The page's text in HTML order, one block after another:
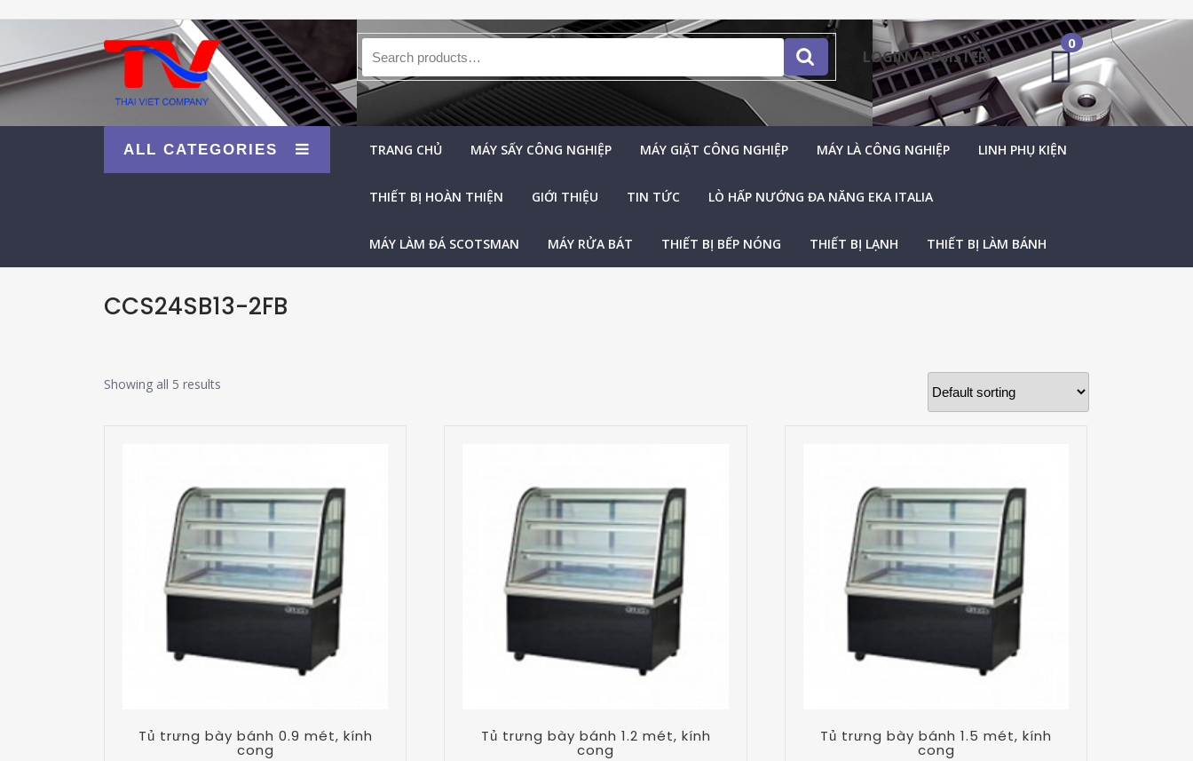
LOGIN / REGISTER
0
ALL CATEGORIES TRANG CHỦ MÁY SẤY CÔNG NGHIỆP MÁY GIẶT CÔNG NGHIỆP MÁY LÀ CÔNG NGHIỆP LINH PHỤ KIỆN
THIẾT BỊ HOÀN THIỆN GIỚI THIỆU TIN TỨC LÒ HẤP NƯỚNG ĐA NĂNG EKA ITALIA
MÁY LÀM ĐÁ SCOTSMAN MÁY RỬA BÁT THIẾT BỊ BẾP NÓNG THIẾT BỊ LẠNH THIẾT BỊ LÀM BÁNH
CCS24SB13-2FB
Showing all 5 results
Tủ trưng bày bánh 0.9 mét, kính
cong
Tủ trưng bày bánh 1.2 mét, kính
cong
Tủ trưng bày bánh 1.5 mét, kính
cong